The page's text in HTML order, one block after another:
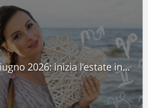
2026: inizia l’estate in...